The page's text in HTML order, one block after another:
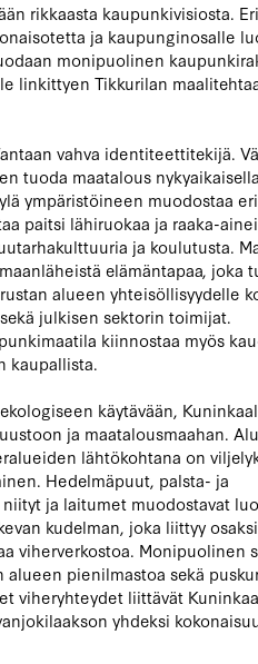
rikkaasta kaupunkivisiosta.
ja kaupunginosalle
monipuolinen
linkittyen Tikkurilan
vahva identiteettitekijä.
tuoda maatalous
ympäristöineen muodostaa
paitsi lähiruokaa ja raaka-
ja koulutusta.
elämäntapaa, joka
alueen yhteisöllisyydelle
julkisen sektorin toimijat.
kiinnostaa myös
kaupallista.
käytävään,
ja maatalousmaahan.
lähtökohtana on
Hedelmäpuut, palsta- ja
ja laitumet muodostavat
kudelman, joka liittyy osaksi
viherverkostoa. Monipuolinen
alueen pienilmastoa sekä
viheryhteydet liittävät
yhdeksi